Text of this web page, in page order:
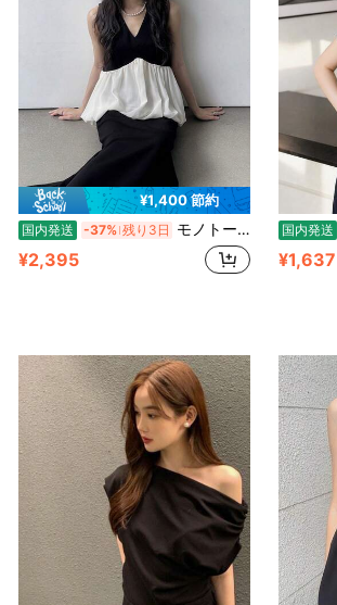
¥1,400 節約
国内発送 -37% 残り3日 モノトーン配色の V ネックノースリーブ。ウエスト切替ペプラムフレアデザインでメリハリを作り、骨格問わず体型を綺麗にカバー。シワになりにくく大きいサイズ展開、上品きれいめコーデに適します。
¥2,395
国内発送
¥1,637